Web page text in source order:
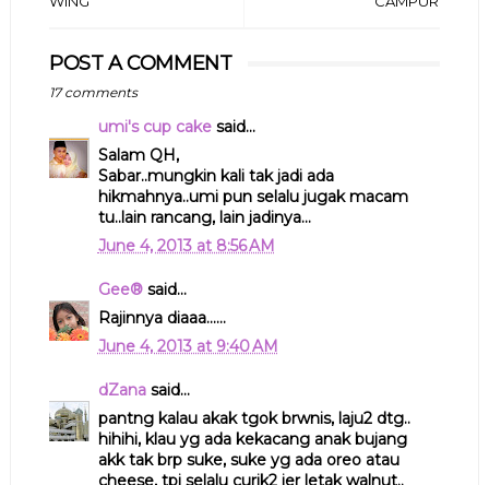
POST A COMMENT
17 comments
umi's cup cakesaid...
Salam QH,
Sabar..mungkin kali tak jadi ada
hikmahnya..umi pun selalu jugak macam
tu..lain rancang, lain jadinya...
June 4, 2013 at 8:56 AM
Gee®said...
Rajinnya diaaa......
June 4, 2013 at 9:40 AM
dZanasaid...
pantng kalau akak tgok brwnis, laju2 dtg..
hihihi, klau yg ada kekacang anak bujang
akk tak brp suke, suke yg ada oreo atau
cheese, tpi selalu curik2 jer letak walnut..